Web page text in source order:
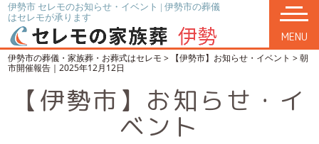
伊勢市 セレモのお知らせ・イベント | 伊勢市の葬儀
はセレモが承ります
MENU
伊勢市の葬儀・家族葬・お葬式はセレモ > 【伊勢市】お知らせ・イベント >朝
市開催報告｜2025年12月12日
【伊勢市】お知らせ・イ
ベント